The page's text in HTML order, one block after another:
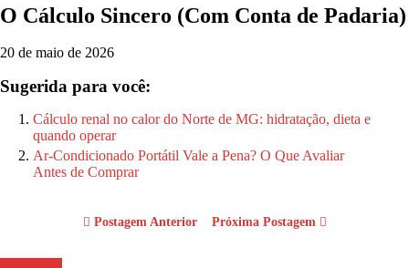
O Cálculo Sincero (Com Conta de Padaria)
20 de maio de 2026
Sugerida para você:
Cálculo renal no calor do Norte de MG: hidratação, dieta e
quando operar
Ar-Condicionado Portátil Vale a Pena? O Que Avaliar
Antes de Comprar
Postagem Anterior Próxima Postagem